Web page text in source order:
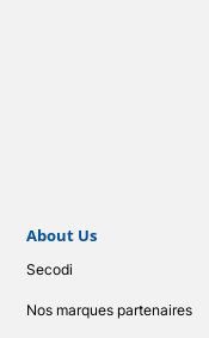
About Us
Secodi
Nos marques partenaires